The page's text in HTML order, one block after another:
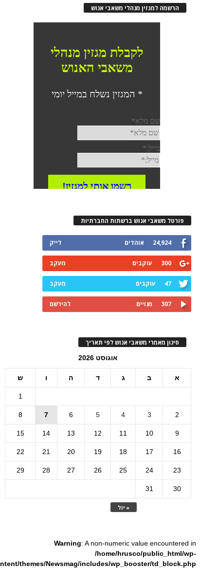
הרשמה למגזין מנהלי משאבי אנוש
פורטל משאבי אנוש ברשתות החברתיות
24,924 אוהדים לייק
300 עוקבים מעקב
47 עוקבים מעקב
307 מנויים להירשם
סינון מאמרי משאבי אנוש לפי תאריך
אוגוסט 2026
א ב ג ד ה ו ש
« יול
1
2
3
4
5
6
7
8
9
10
11
12
13
14
15
16
17
18
19
20
21
22
23
24
25
26
27
28
29
30
31
Warning: A non-numeric value encountered in
/home/hrusco/public_html/wp-
themes/Newsmag/includes/wp_booster/td_block.php